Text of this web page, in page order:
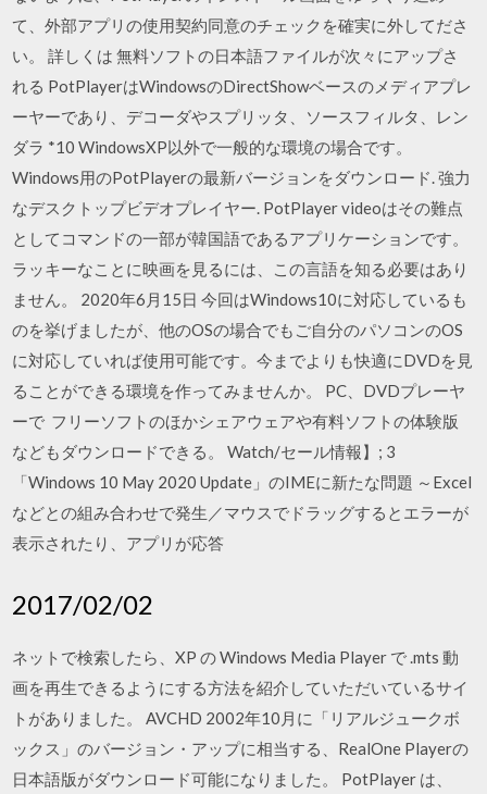
て、外部アプリの使用契約同意のチェックを確実に外してださ
い。 詳しくは 無料ソフトの日本語ファイルが次々にアップさ
れる PotPlayerはWindowsのDirectShowベースのメディアプレ
ーヤーであり、デコーダやスプリッタ、ソースフィルタ、レン
ダラ *10 WindowsXP以外で一般的な環境の場合です。
Windows用のPotPlayerの最新バージョンをダウンロード. 強力
なデスクトップビデオプレイヤー. PotPlayer videoはその難点
としてコマンドの一部が韓国語であるアプリケーションです。
ラッキーなことに映画を見るには、この言語を知る必要はあり
ません。 2020年6月15日 今回はWindows10に対応しているも
のを挙げましたが、他のOSの場合でもご自分のパソコンのOS
に対応していれば使用可能です。今までよりも快適にDVDを見
ることができる環境を作ってみませんか。 PC、DVDプレーヤ
ーで フリーソフトのほかシェアウェアや有料ソフトの体験版
などもダウンロードできる。 Watch/セール情報】; 3
「Windows 10 May 2020 Update」のIMEに新たな問題 ～Excel
などとの組み合わせで発生／マウスでドラッグするとエラーが
表示されたり、アプリが応答
2017/02/02
ネットで検索したら、XP の Windows Media Player で .mts 動
画を再生できるようにする方法を紹介していただいているサイ
トがありました。 AVCHD 2002年10月に「リアルジュークボ
ックス」のバージョン・アップに相当する、RealOne Playerの
日本語版がダウンロード可能になりました。 PotPlayer は、